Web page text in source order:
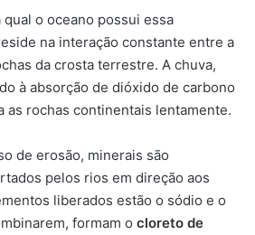
o oceano possui essa
na interação constante entre a
da crosta terrestre. A chuva,
à absorção de dióxido de carbono
as rochas continentais lentamente.
de erosão, minerais são
pelos rios em direção aos
liberados estão o sódio e o
formam o cloreto de